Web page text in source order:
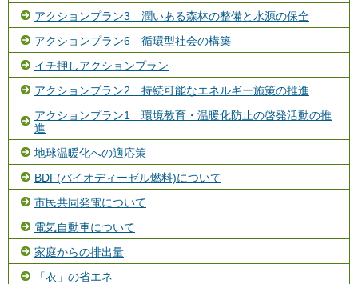
アクションプラン3 潤いある森林の整備と水源の保全
アクションプラン6 循環型社会の構築
イチ押しアクションプラン
アクションプラン2 持続可能なエネルギー施策の推進
アクションプラン1 環境教育・温暖化防止の啓発活動の推
進
地球温暖化への適応策
BDF(バイオディーゼル燃料)について
市民共同発電について
電気自動車について
家庭からの排出量
「衣」の省エネ